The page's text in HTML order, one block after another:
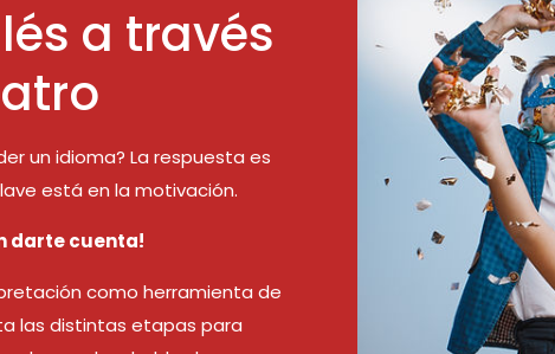
a través
un idioma? La respuesta es
está en la motivación.
darte cuenta!
como herramienta de
las distintas etapas para